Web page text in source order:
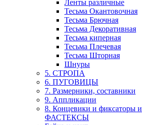
Ленты различные
Тесьма Окантовочная
Тесьма Брючная
Тесьма Декоративная
Тесьма киперная
Тесьма Плечевая
Тесьма Шторная
Шнуры
5. СТРОПА
6. ПУГОВИЦЫ
7. Размерники, составники
9. Аппликации
8. Концевики и фиксаторы и
ФАСТЕКСЫ